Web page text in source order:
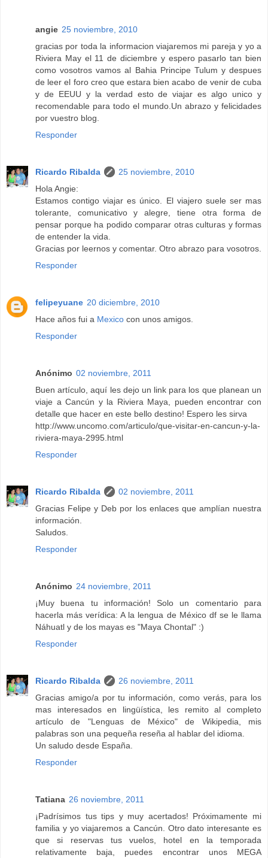
angie 25 noviembre, 2010
gracias por toda la informacion viajaremos mi pareja y yo a
Riviera May el 11 de diciembre y espero pasarlo tan bien
como vosotros vamos al Bahia Principe Tulum y despues
de leer el foro creo que estara bien acabo de venir de cuba
y de EEUU y la verdad esto de viajar es algo unico y
recomendable para todo el mundo.Un abrazo y felicidades
por vuestro blog.
Responder
Ricardo Ribalda
25 noviembre, 2010
Hola Angie:
Estamos contigo viajar es único. El viajero suele ser mas
tolerante, comunicativo y alegre, tiene otra forma de
pensar porque ha podido comparar otras culturas y formas
de entender la vida.
Gracias por leernos y comentar. Otro abrazo para vosotros.
Responder
felipeyuane 20 diciembre, 2010
Hace años fui a Mexico con unos amigos.
Responder
Anónimo 02 noviembre, 2011
Buen artículo, aquí les dejo un link para los que planean un
viaje a Cancún y la Riviera Maya, pueden encontrar con
detalle que hacer en este bello destino! Espero les sirva
http://www.uncomo.com/articulo/que-visitar-en-cancun-y-la-
riviera-maya-2995.html
Responder
Ricardo Ribalda
02 noviembre, 2011
Gracias Felipe y Deb por los enlaces que amplían nuestra
información.
Saludos.
Responder
Anónimo 24 noviembre, 2011
¡Muy buena tu información! Solo un comentario para
hacerla más verídica: A la lengua de México df se le llama
Náhuatl y de los mayas es "Maya Chontal" :)
Responder
Ricardo Ribalda
26 noviembre, 2011
Gracias amigo/a por tu información, como verás, para los
mas interesados en lingüística, les remito al completo
artículo de "Lenguas de México" de Wikipedia, mis
palabras son una pequeña reseña al hablar del idioma.
Un saludo desde España.
Responder
Tatiana 26 noviembre, 2011
¡Padrísimos tus tips y muy acertados! Próximamente mi
familia y yo viajaremos a Cancún. Otro dato interesante es
que si reservas tus vuelos, hotel en la temporada
relativamente baja, puedes encontrar unos MEGA